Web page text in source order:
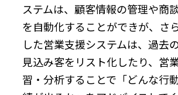
ステムは、顧客情報の管理や商
を自動化することができが、さ
した営業支援システムは、過去
見込み客をリスト化したり、営
習・分析することで「どんな行